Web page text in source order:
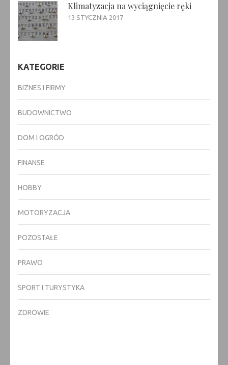
Klimatyzacja na wyciągnięcie ręki
13 STYCZNIA 2017
KATEGORIE
BIZNES I FIRMY
BUDOWNICTWO
DOM I OGRÓD
FINANSE
HOBBY
MOTORYZACJA
POZOSTAŁE
PRAWO
SPORT I TURYSTYKA
ZDROWIE